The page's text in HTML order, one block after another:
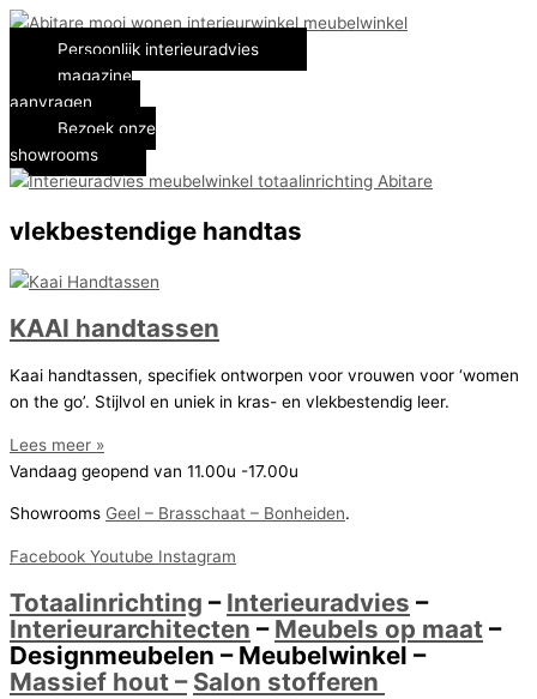
Spring
Persoonlijk interieuradvies
magazine
aanvragen
Bezoek onze
showrooms
vlekbestendige handtas
KAAI handtassen
Kaai handtassen, specifiek ontworpen voor vrouwen voor ‘women
on the go’. Stijlvol en uniek in kras- en vlekbestendig leer.
Lees meer »
Vandaag geopend van 11.00u -17.00u
Showrooms Geel – Brasschaat – Bonheiden.
Facebook Youtube Instagram
Totaalinrichting – Interieuradvies –
Interieurarchitecten – Meubels op maat –
Designmeubelen – Meubelwinkel –
Massief hout – Salon stofferen